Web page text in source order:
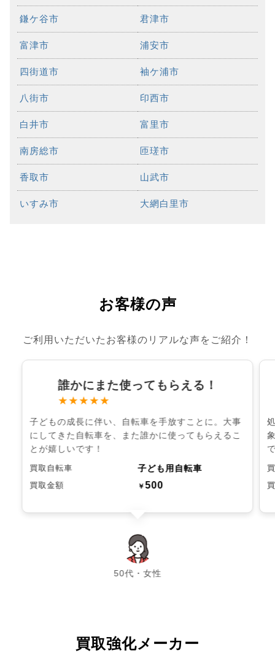
鎌ケ谷市 君津市
富津市 浦安市
四街道市 袖ケ浦市
八街市 印西市
白井市 富里市
南房総市 匝瑳市
香取市 山武市
いすみ市 大網白里市
お客様の声
ご利用いただいたお客様のリアルな声をご紹介！
誰かにまた使ってもらえる！
★★★★★
子どもの成長に伴い、自転車を手放すことに。大事
にしてきた自転車を、また誰かに使ってもらえるこ
とが嬉しいです！
買取自転車 子ども用自転車
買取金額 ￥500
50代・女性
chevron_left chevron_right
買取強化メーカー